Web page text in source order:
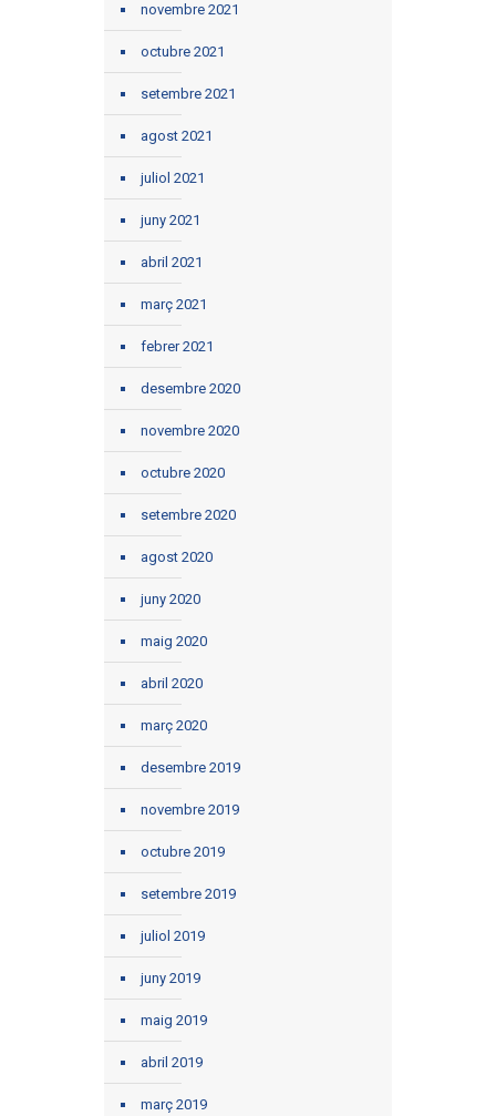
novembre 2021
octubre 2021
setembre 2021
agost 2021
juliol 2021
juny 2021
abril 2021
març 2021
febrer 2021
desembre 2020
novembre 2020
octubre 2020
setembre 2020
agost 2020
juny 2020
maig 2020
abril 2020
març 2020
desembre 2019
novembre 2019
octubre 2019
setembre 2019
juliol 2019
juny 2019
maig 2019
abril 2019
març 2019